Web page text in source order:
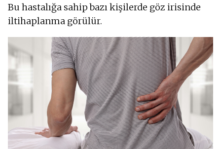
Bu hastalığa sahip bazı kişilerde göz irisinde
iltihaplanma görülür.